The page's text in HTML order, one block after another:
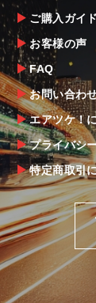
ご購入ガイド
お客様の声
FAQ
お問い合わ
エアツケ！
プライバシ
特定商取引